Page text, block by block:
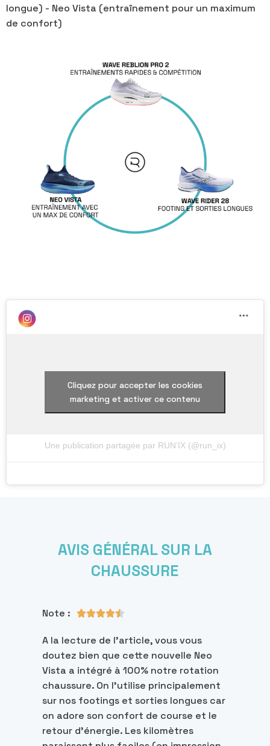
longue) - Neo Vista (entraînement pour un maximum
de confort)
Une publication partagée par RUN’IX (@run_ix)
Cliquez pour accepter les cookies
marketing et activer ce contenu
AVIS GÉNÉRAL SUR LA
CHAUSSURE
Note : 
A la lecture de l’article, vous vous
doutez bien que cette nouvelle Neo
Vista a intégré à 100% notre rotation
chaussure. On l’utilise principalement
sur nos footings et sorties longues car
on adore son confort de course et le
retour d’énergie. Les kilomètres